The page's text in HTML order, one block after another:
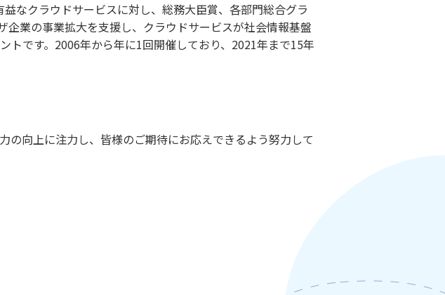
なクラウドサービスに対し、総務大臣賞、各部門総合グラ
業の事業拡大を支援し、クラウドサービスが社会情報基盤
トです。2006年から年に1回開催しており、2021年まで15年
の向上に注力し、皆様のご期待にお応えできるよう努力して